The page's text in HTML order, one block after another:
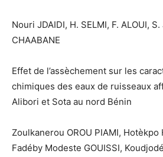
Nouri JDAIDI, H. SELMI, F. ALOUI, S.
CHAABANE
Effet de l’assèchement sur les
chimiques des eaux de ruisseaux
Alibori et Sota au nord Bénin
Zoulkanerou OROU PIAMI, Hotèkpo
Fadéby Modeste GOUISSI,